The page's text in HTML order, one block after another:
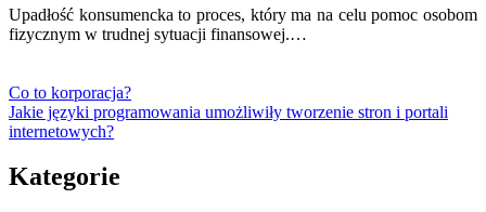
Upadłość konsumencka to proces, który ma na celu pomoc osobom
fizycznym w trudnej sytuacji finansowej.…
Co to korporacja?
Jakie języki programowania umożliwiły tworzenie stron i portali
internetowych?
Kategorie